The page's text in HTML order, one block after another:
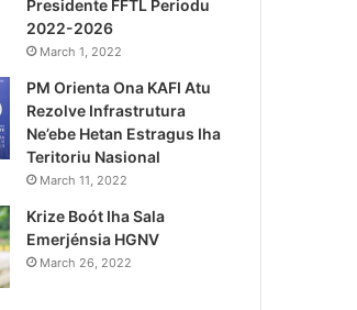
Ajuda
Autór Kriminozu
Estranjeiru
Presidente FFTL Periodu
2022-2026
March 1, 2022
PM Orienta Ona KAFI Atu
Rezolve Infrastrutura
Ne’ebe Hetan Estragus Iha
Teritoriu Nasional
March 11, 2022
Krize Boót Iha Sala
Emerjénsia HGNV
March 26, 2022